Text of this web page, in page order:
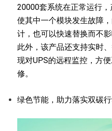
20000套系统在正常运行
使其中一个模块发生故障
计，也可以快速替换而不
此外，该产品还支持实时
现对UPS的远程监控，方
修。
绿色节能，助力落实双碳